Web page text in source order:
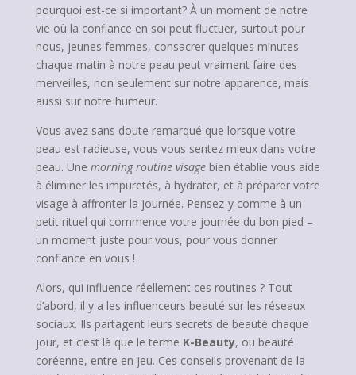
pourquoi est-ce si important? À un moment de notre
vie où la confiance en soi peut fluctuer, surtout pour
nous, jeunes femmes, consacrer quelques minutes
chaque matin à notre peau peut vraiment faire des
merveilles, non seulement sur notre apparence, mais
aussi sur notre humeur.
Vous avez sans doute remarqué que lorsque votre
peau est radieuse, vous vous sentez mieux dans votre
peau. Une morning routine visagebien établie vous aide
à éliminer les impuretés, à hydrater, et à préparer votre
visage à affronter la journée. Pensez-y comme à un
petit rituel qui commence votre journée du bon pied –
un moment juste pour vous, pour vous donner
confiance en vous !
Alors, qui influence réellement ces routines ? Tout
d’abord, il y a les influenceurs beauté sur les réseaux
sociaux. Ils partagent leurs secrets de beauté chaque
jour, et c’est là que le terme K-Beauty, ou beauté
coréenne, entre en jeu. Ces conseils provenant de la